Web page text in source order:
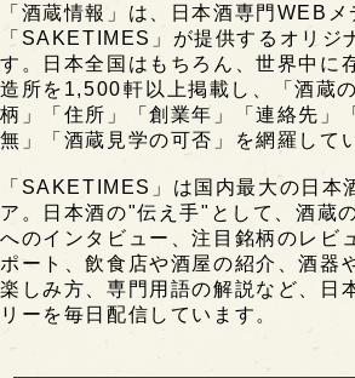
「酒蔵情報」は、日本酒専門WEBメ
「SAKETIMES」が提供するオリジ
す。日本全国はもちろん、世界中に
造所を1,500軒以上掲載し、「酒蔵
柄」「住所」「創業年」「連絡先」
無」「酒蔵見学の可否」を網羅して
「SAKETIMES」は国内最大の日本
ア。日本酒の"伝え手"として、酒蔵
へのインタビュー、注目銘柄のレビ
ポート、飲食店や酒屋の紹介、酒器
楽しみ方、専門用語の解説など、日
リーを毎日配信しています。